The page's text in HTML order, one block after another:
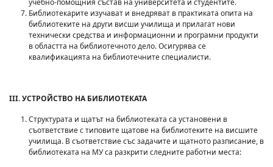
учебно-помощния състав на университета и студентите.
Библиотекарите изучават и внедряват в практиката опита на
библиотеките на други висши училища и прилагат нови
технически средства и информационни и програмни продукти
в областта на библиотечното дело. Осигурява се
квалификацията на библиотечните специалисти.
III.УСТРОЙСТВО НА БИБЛИОТЕКАТА
Структурата и щатът на библиотеката са установени в
съответствие с типовите щатове на библиотеките на висшите
училища. В съответствие със задачите и щатното разписание, в
библиотеката на МУ са разкрити следните работни места: